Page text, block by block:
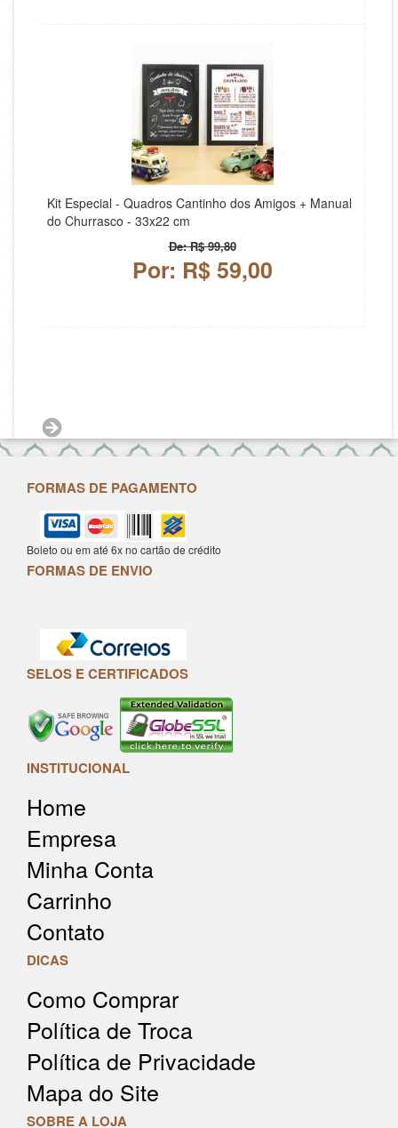
Kit Especial - Quadros Cantinho dos Amigos + Manual
do Churrasco - 33x22 cm
De: R$ 99,80
Por: R$ 59,00
FORMAS DE PAGAMENTO
Boleto ou em até 6x no cartão de crédito
FORMAS DE ENVIO
SELOS E CERTIFICADOS
INSTITUCIONAL
Home
Empresa
Minha Conta
Carrinho
Contato
DICAS
Como Comprar
Política de Troca
Política de Privacidade
Mapa do Site
SOBRE A LOJA